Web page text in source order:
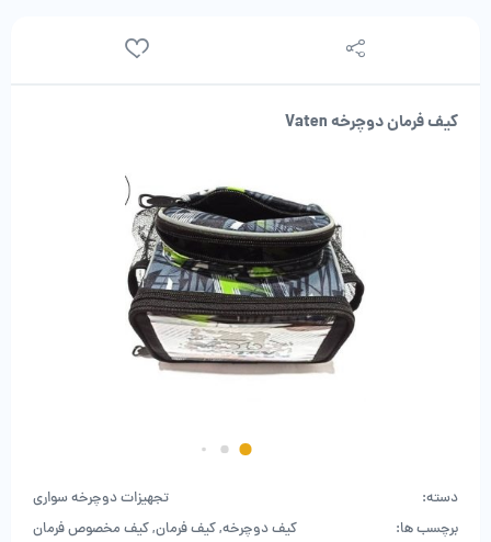
کیف فرمان دوچرخه Vaten
دسته:
تجهیزات دوچرخه سواری
برچسب ها:
کیف دوچرخه,کیف فرمان,کیف مخصوص فرمان